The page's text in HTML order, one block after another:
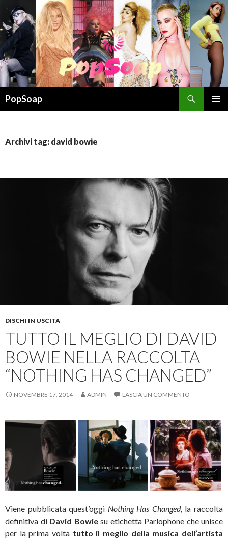
PopSoap
Archivi tag: david bowie
DISCHI IN USCITA
TUTTO IL MEGLIO DI DAVID
BOWIE NELLA RACCOLTA
“NOTHING HAS CHANGED”
NOVEMBRE 17, 2014 ADMIN LASCIA UN COMMENTO
Viene pubblicata quest’oggi Nothing Has Changed, la raccolta
definitiva di David Bowiesu etichetta Parlophone che unisce
per la prima volta tutto il meglio della musica dell’artista